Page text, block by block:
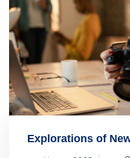
Explorations of